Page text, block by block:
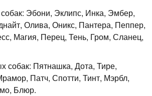
Эбони, Эклипс, Инка, Эмбер,
Олива, Оникс, Пантера, Пеппер,
Магия, Перец, Тень, Гром, Сланец,
собак: Пятнашка, Дота, Тире,
Патч, Спотти, Тинт, Мэрбл,
Блюр.